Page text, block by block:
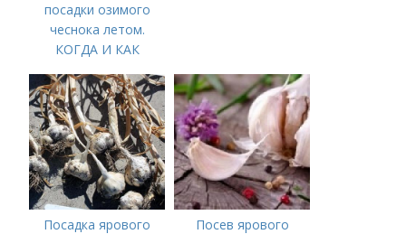
посадки озимого
чеснока летом.
КОГДА И КАК
ПОСАДИТЬ ОЗИМЫЙ
ЧЕСНОК
Посадка ярового
Посев ярового